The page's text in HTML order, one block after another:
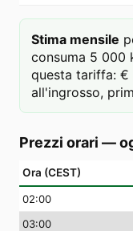
Stima mensile
consuma 5 000
questa tariffa: €
all'ingrosso,
Prezzi orari —
Ora (CEST)
02:00
03:00